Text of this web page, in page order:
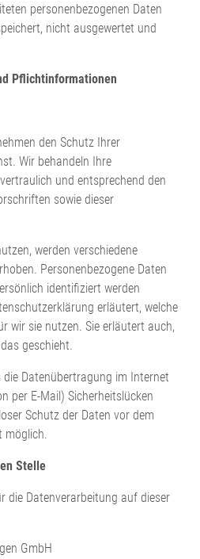
personenbezogenen Daten
nicht ausgewertet und
Pflicht­informationen
den Schutz Ihrer
Wir behandeln Ihre
und entsprechend den
sowie dieser
werden verschiedene
Personenbezogene Daten
identifiziert werden
erläutert, welche
wir sie nutzen. Sie erläutert auch,
geschieht.
Datenübertragung im Internet
per E-Mail) Sicherheitslücken
Schutz der Daten vor dem
möglich.
Stelle
die Datenverarbeitung auf dieser
GmbH